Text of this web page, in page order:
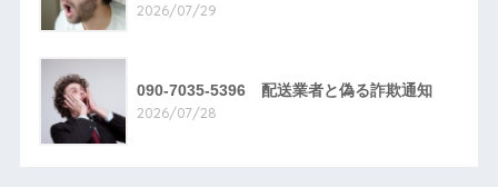
2026/07/29
090-7035-5396 配送業者と偽る詐欺通知
2026/07/28